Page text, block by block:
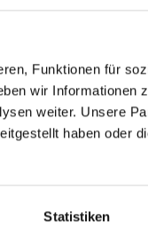
Funktionen für
wir Informationen
weiter. Unsere
haben oder
Statistiken
zentrumsnaher Lage